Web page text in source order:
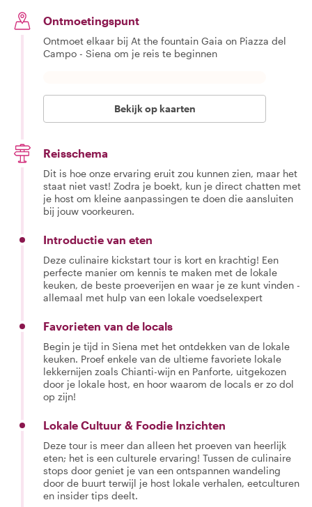
Ontmoetingspunt
Ontmoet elkaar bij At the fountain Gaia on Piazza del
Campo - Siena om je reis te beginnen
Bekijk op kaarten
Reisschema
Dit is hoe onze ervaring eruit zou kunnen zien, maar het
staat niet vast! Zodra je boekt, kun je direct chatten met
je host om kleine aanpassingen te doen die aansluiten
bij jouw voorkeuren.
Introductie van eten
Deze culinaire kickstart tour is kort en krachtig! Een
perfecte manier om kennis te maken met de lokale
keuken, de beste proeverijen en waar je ze kunt vinden -
allemaal met hulp van een lokale voedselexpert
Favorieten van de locals
Begin je tijd in Siena met het ontdekken van de lokale
keuken. Proef enkele van de ultieme favoriete lokale
lekkernijen zoals Chianti-wijn en Panforte, uitgekozen
door je lokale host, en hoor waarom de locals er zo dol
op zijn!
Lokale Cultuur & Foodie Inzichten
Deze tour is meer dan alleen het proeven van heerlijk
eten; het is een culturele ervaring! Tussen de culinaire
stops door geniet je van een ontspannen wandeling
door de buurt terwijl je host lokale verhalen, eetculturen
en insider tips deelt.